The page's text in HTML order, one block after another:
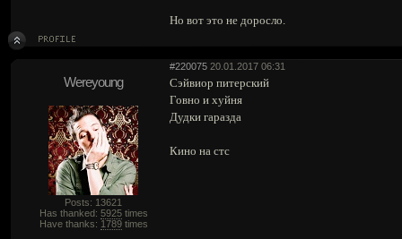
Но вот это не доросло.
#220075 20.01.2017 06:31
Wereyoung
Posts: 13621
Has thanked: 5925times
Have thanks: 1789times
Сэйвиор питерский
Говно и хуйня
Дудки гаразда
Кино на стс